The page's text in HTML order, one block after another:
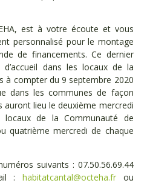
est à votre écoute et vous
personnalisé pour le montage
de financements. Ce dernier
dans les locaux de la
à compter du 9 septembre 2020
dans les communes de façon
auront lieu le deuxième mercredi
de la Communauté de
quatrième mercredi de chaque
suivants : 07.50.56.69.44
: habitatcantal@octeha.frou